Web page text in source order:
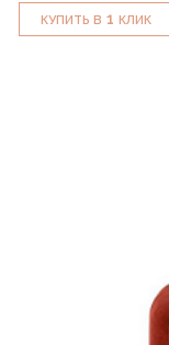
КУПИТЬ В 1 КЛИК